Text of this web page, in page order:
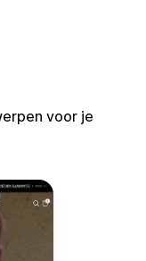
voor je